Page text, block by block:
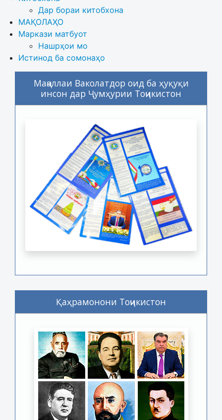
Дар бораи китобхона
МАҚОЛАҲО
Маркази матбуот
Нашрҳои мо
Истинод ба сомонаҳо
Маҷаллаи Ваколатдор оид ба ҳуқуқи
инсон дар Ҷумҳурии Тоҷикистон
Қаҳрамонони Тоҷикистон